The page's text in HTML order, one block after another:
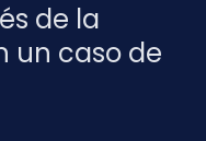
de la
un caso de